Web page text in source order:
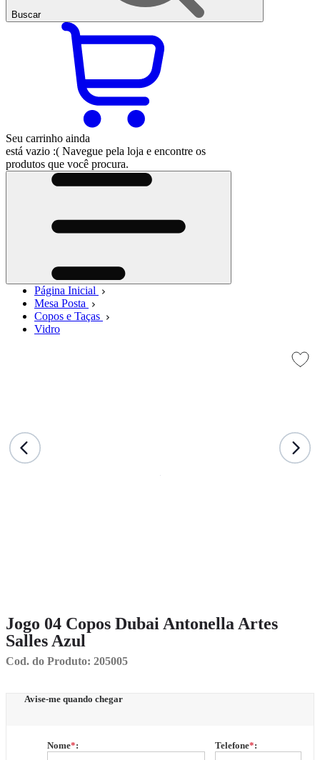
Buscar
Seu carrinho ainda
está vazio :( Navegue pela loja e encontre os
produtos que você procura.
Página Inicial
Mesa Posta
Copos e Taças
Vidro
Jogo 04 Copos Dubai Antonella Artes
Salles Azul
Cod. do Produto: 205005
Avise-me quando chegar
Nome*: Telefone*: